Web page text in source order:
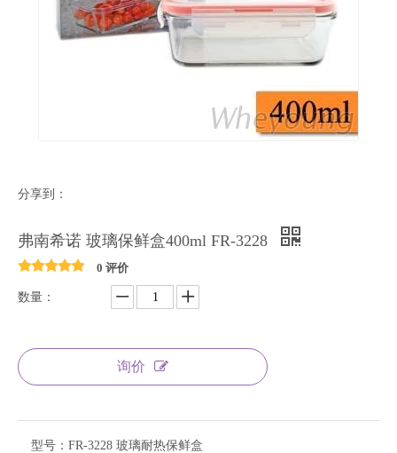
分享到：
弗南希诺 玻璃保鲜盒400ml FR-3228
0 评价
数量：
询价
型号： FR-3228 玻璃耐热保鲜盒